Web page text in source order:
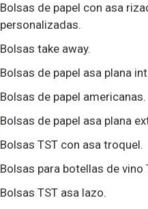
Bolsas de papel con asa
personalizadas.
Bolsas take away.
Bolsas de papel asa plana
Bolsas de papel americanas.
Bolsas de papel asa plana
Bolsas TST con asa troquel.
Bolsas para botellas de vino
Bolsas TST asa lazo.